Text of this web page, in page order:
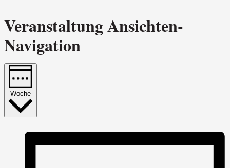
Veranstaltung Ansichten-
Navigation
Woche